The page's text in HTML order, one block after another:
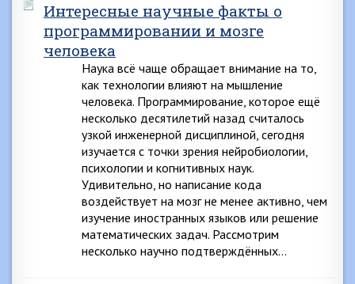
Интересные научные факты о
программировании и мозге
человека
Наука всё чаще обращает внимание на то,
как технологии влияют на мышление
человека. Программирование, которое ещё
несколько десятилетий назад считалось
узкой инженерной дисциплиной, сегодня
изучается с точки зрения нейробиологии,
психологии и когнитивных наук.
Удивительно, но написание кода
воздействует на мозг не менее активно, чем
изучение иностранных языков или решение
математических задач. Рассмотрим
несколько научно подтверждённых…